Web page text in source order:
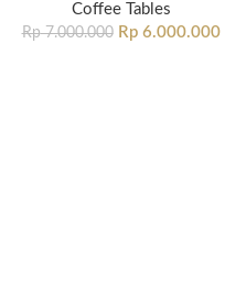
Coffee Tables
Rp7.000.000 Rp6.000.000